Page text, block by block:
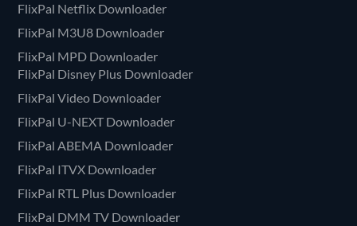
FlixPal Netflix Downloader
FlixPal M3U8 Downloader
FlixPal MPD Downloader
FlixPal Disney Plus Downloader
FlixPal Video Downloader
FlixPal U-NEXT Downloader
FlixPal ABEMA Downloader
FlixPal ITVX Downloader
FlixPal RTL Plus Downloader
FlixPal DMM TV Downloader